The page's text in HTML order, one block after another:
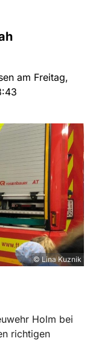
am Freitag,
© Lina Kuznik
Holm bei
richtigen